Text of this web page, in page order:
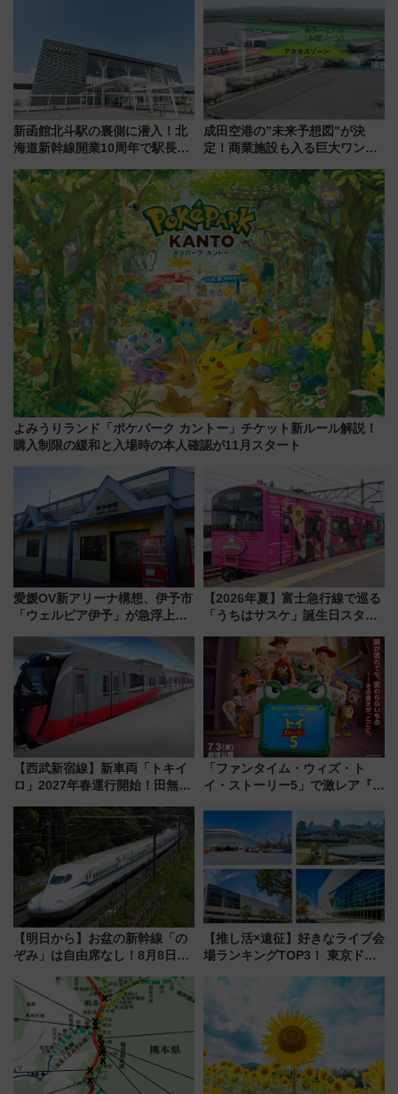
美旅「何もしない贅沢」を体験
してみない？
新函館北斗駅の裏側に潜入！北
海道新幹線開業10周年で駅長
ト 参加方法や体験内容を紹介
成田空港の”未来予想図”が決
定！商業施設も入る巨大ワンタ
で新型特急が品川･羽田とを結
ぶ！ JR空港駅は2面3線化！
よみうりランド「ポケパーク カントー」チケット新ルール解説！
購入制限の緩和と入場時の本人確認が11月スタート
愛媛OV新アリーナ構想、伊予市
「ウェルピア伊予」が急浮上！
で探る鉄道アクセスの未来
【2026年夏】富士急行線で巡る
「うちはサスケ」誕生日スタン
定グルメ＆グッズ徹底ガイド
【西武新宿線】新車両「トキイ
ロ」2027年春運行開始！田無・
「第2弾」も
「ファンタイム・ウィズ・ト
イ・ストーリー5」で激レア『ロ
デコレーションも徹底解説
【明日から】お盆の新幹線「の
ぞみ」は自由席なし！8月8日午
せば空きが見つかることも 混
雑避ける「空席」探しのコツ
【推し活×遠征】好きなライブ会
場ランキングTOP3！ 東京ドー
由と交通アクセス術、ライブ会
場に何を求める？